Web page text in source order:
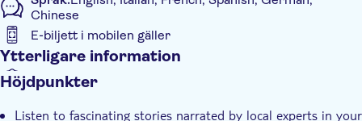
Chinese
E-biljett i mobilen gäller
Ytterligare information
Omedelbar bekräftelse
Höjdpunkter
Listen to fascinating stories narrated by local experts in your